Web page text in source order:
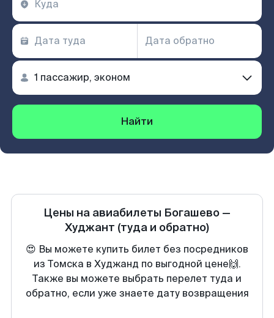
Найти
Цены на авиабилеты Богашево —
Худжант (туда и обратно)
😍 Вы можете купить билет без посредников
из Томска в Худжанд по выгодной цене🙌.
Также вы можете выбрать перелет туда и
обратно, если уже знаете дату возвращения